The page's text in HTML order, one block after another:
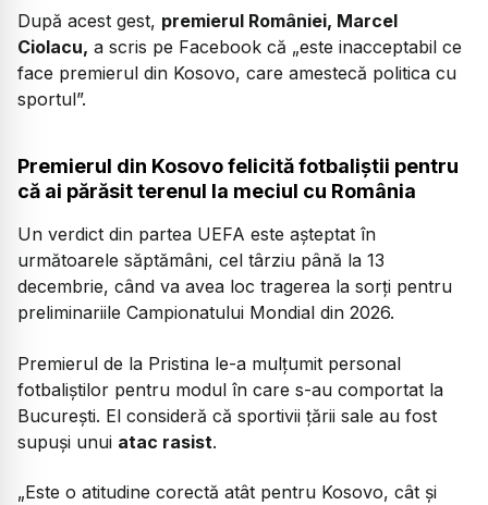
După acest gest, premierul României, Marcel
Ciolacu, a scris pe Facebook că „este inacceptabil ce
face premierul din Kosovo, care amestecă politica cu
sportul”.
Premierul din Kosovo felicită fotbaliștii pentru
că ai părăsit terenul la meciul cu România
Un verdict din partea UEFA este așteptat în
următoarele săptămâni, cel târziu până la 13
decembrie, când va avea loc tragerea la sorți pentru
preliminariile Campionatului Mondial din 2026.
Premierul de la Pristina le-a mulțumit personal
fotbaliștilor pentru modul în care s-au comportat la
București. El consideră că sportivii țării sale au fost
supuși unui atac rasist.
„Este o atitudine corectă atât pentru Kosovo, cât şi